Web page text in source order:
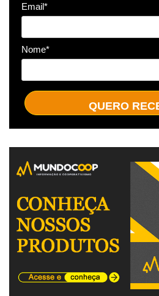
Email*
Nome*
QUERO